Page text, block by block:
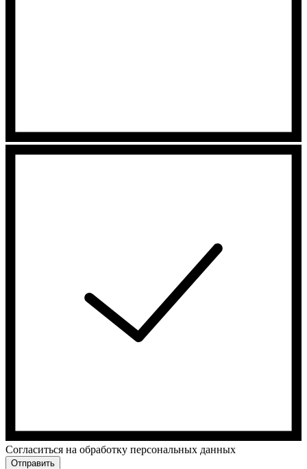
Cогласиться на обработку персональных данных
Отправить